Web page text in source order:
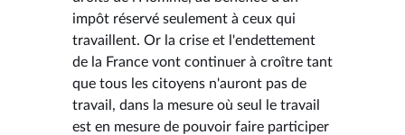
impôt réservé seulement à ceux qui
travaillent. Or la crise et l'endettement
de la France vont continuer à croître tant
que tous les citoyens n'auront pas de
travail, dans la mesure où seul le travail
est en mesure de pouvoir faire participer